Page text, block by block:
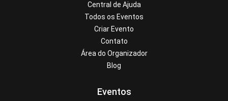
Central de Ajuda
Todos os Eventos
Criar Evento
Contato
Área do Organizador
Blog
Eventos